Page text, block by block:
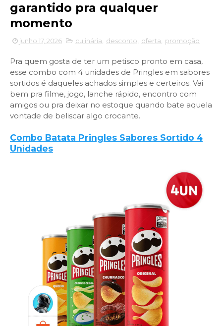
garantido pra qualquer
momento
junho 17, 2026 culinária desconto oferta promoção
Pra quem gosta de ter um petisco pronto em casa,
esse combo com 4 unidades de Pringles em sabores
sortidos é daqueles achados simples e certeiros. Vai
bem pra filme, jogo, lanche rápido, encontro com
amigos ou pra deixar no estoque quando bate aquela
vontade de beliscar algo crocante.
Combo Batata Pringles Sabores Sortido 4
Unidades